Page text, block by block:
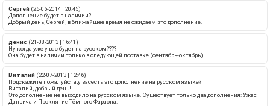
Сергей (26-06-2014 | 20:45)
Дополнение будет в наличии?
Добрый день, Сергей, в ближайшее время не ожидаем это дополнение.
денис (21-08-2013 | 16:41)
Ну когда уже у вас будет на русском????
Она будет в наличии только в следующей поставке (сентябрь-октябрь)
Виталий (22-07-2013 | 12:46)
Подскажите пожалуйста,у васесть это дополнение на русском языке?
Виталий, добрый день!
Это дополнение не выходило на русском языке. Существует только два дополнения: Ужас
Данвича и Проклятие Тёмного Фараона.